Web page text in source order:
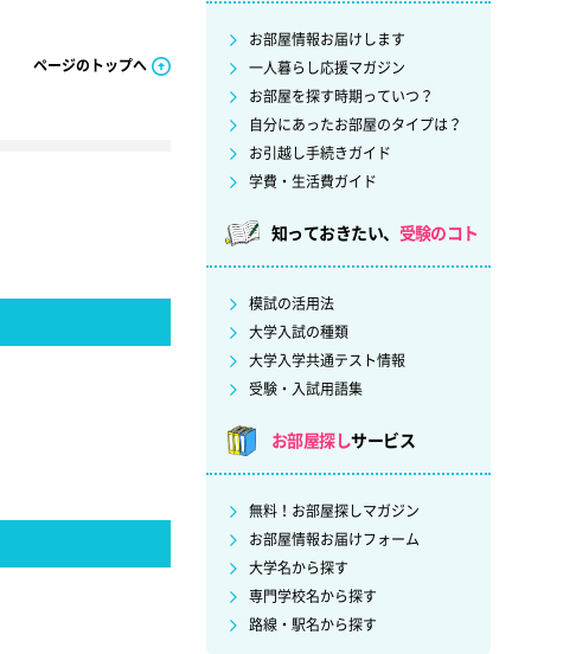
ページのトップへ
お部屋情報お届けします
一人暮らし応援マガジン
お部屋を探す時期っていつ？
自分にあったお部屋のタイプは？
お引越し手続きガイド
学費・生活費ガイド
知っておきたい、 受験のコト
模試の活用法
大学入試の種類
大学入学共通テスト情報
受験・入試用語集
お部屋探しサービス
無料！お部屋探しマガジン
お部屋情報お届けフォーム
大学名から探す
専門学校名から探す
路線・駅名から探す